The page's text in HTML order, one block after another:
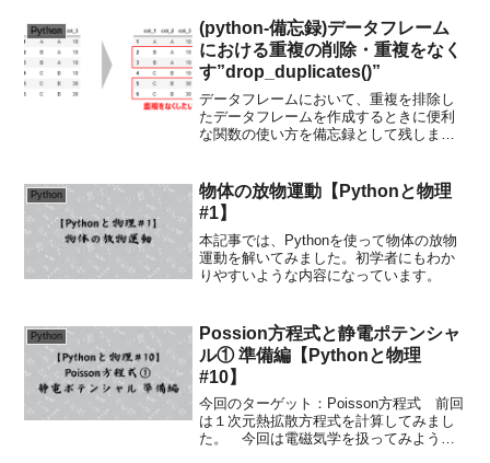
いました。例えば、下記の記事ではオイ
ラー法やル...
Python
(python-備忘録)データフレーム
における重複の削除・重複をなく
す”drop_duplicates()”
データフレームにおいて、重複を排除し
たデータフレームを作成するときに便利
な関数の使い方を備忘録として残しま
pd.DataFrame( {'...
Python
物体の放物運動【Pythonと物理
#1】
本記事では、Pythonを使って物体の放物
運動を解いてみました。初学者にもわか
りやすいような内容になっています。
Python
Possion方程式と静電ポテンシャ
ル① 準備編【Pythonと物理
#10】
今回のターゲット：Poisson方程式 前回
は１次元熱拡散方程式を計算してみまし
た。 今回は電磁気学を扱ってみようか